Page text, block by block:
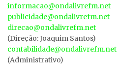
informacao@ondalivrefm.net
publicidade@ondalivrefm.net
direcao@ondalivrefm.net
(Direção: Joaquim Santos)
contabilidade@ondalivrefm.net
(Administrativo)